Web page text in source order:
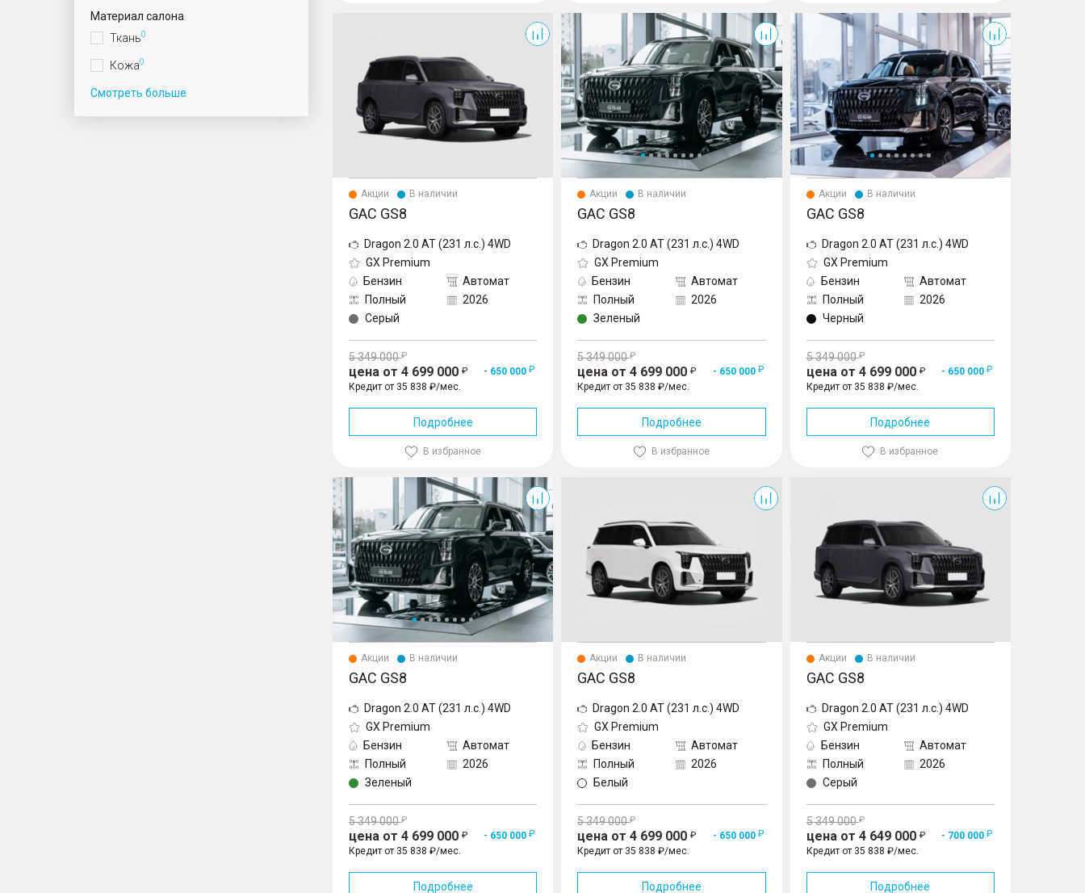
Материал салона
Ткань0
Кожа0
Смотреть больше
Акции В наличии
GAC GS8
Dragon 2.0 AT (231 л.с.) 4WD
GX Premium
Бензин
Автомат
Полный
2026
Серый
5 349 000
цена от 4 699 000
- 650 000
Кредит от 35 838 ₽/мес.
Подробнее
В избранное
GS8
Акции В наличии
GAC GS8
Dragon 2.0 AT (231 л.с.) 4WD
GX Premium
Бензин
Автомат
Полный
2026
Зеленый
5 349 000
цена от 4 699 000
- 650 000
Кредит от 35 838 ₽/мес.
Подробнее
В избранное
Акции В наличии
GAC GS8
Dragon 2.0 AT (231 л.с.) 4WD
GX Premium
Бензин
Автомат
Полный
2026
Черный
5 349 000
цена от 4 699 000
- 650 000
Кредит от 35 838 ₽/мес.
Подробнее
В избранное
GS8
Акции В наличии
GAC GS8
Dragon 2.0 AT (231 л.с.) 4WD
GX Premium
Бензин
Автомат
Полный
2026
Зеленый
5 349 000
цена от 4 699 000
- 650 000
Кредит от 35 838 ₽/мес.
Подробнее
Акции В наличии
GAC GS8
Dragon 2.0 AT (231 л.с.) 4WD
GX Premium
Бензин
Автомат
Полный
2026
Белый
5 349 000
цена от 4 699 000
- 650 000
Кредит от 35 838 ₽/мес.
Подробнее
Акции В наличии
GAC GS8
Dragon 2.0 AT (231 л.с.) 4WD
GX Premium
Бензин
Автомат
Полный
2026
Серый
5 349 000
цена от 4 649 000
- 700 000
Кредит от 35 838 ₽/мес.
Подробнее